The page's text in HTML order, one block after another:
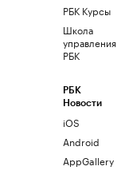
РБК Курсы
Школа
управления
РБК
РБК
Новости
iOS
Android
AppGallery